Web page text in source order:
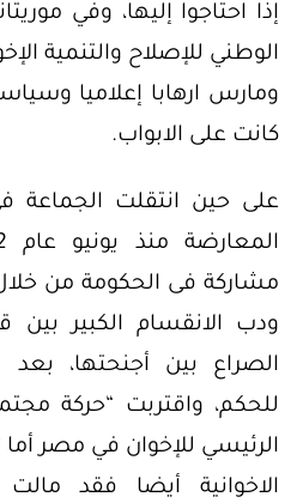
إذا احتاجوا إليها، وفي
الوطني للإصلاح والتنمية
ومارس ارهابا إعلاميا
كانت على الابواب.
على حين انتقلت الجماعة
مشاركة فى الحكومة من
ودب الانقسام الكبير بين
الصراع بين أجنحتها،
للحكم، واقتربت “حركة
الرئيسي للإخوان في مصر أما
الاخوانية أيضا فقد مالت